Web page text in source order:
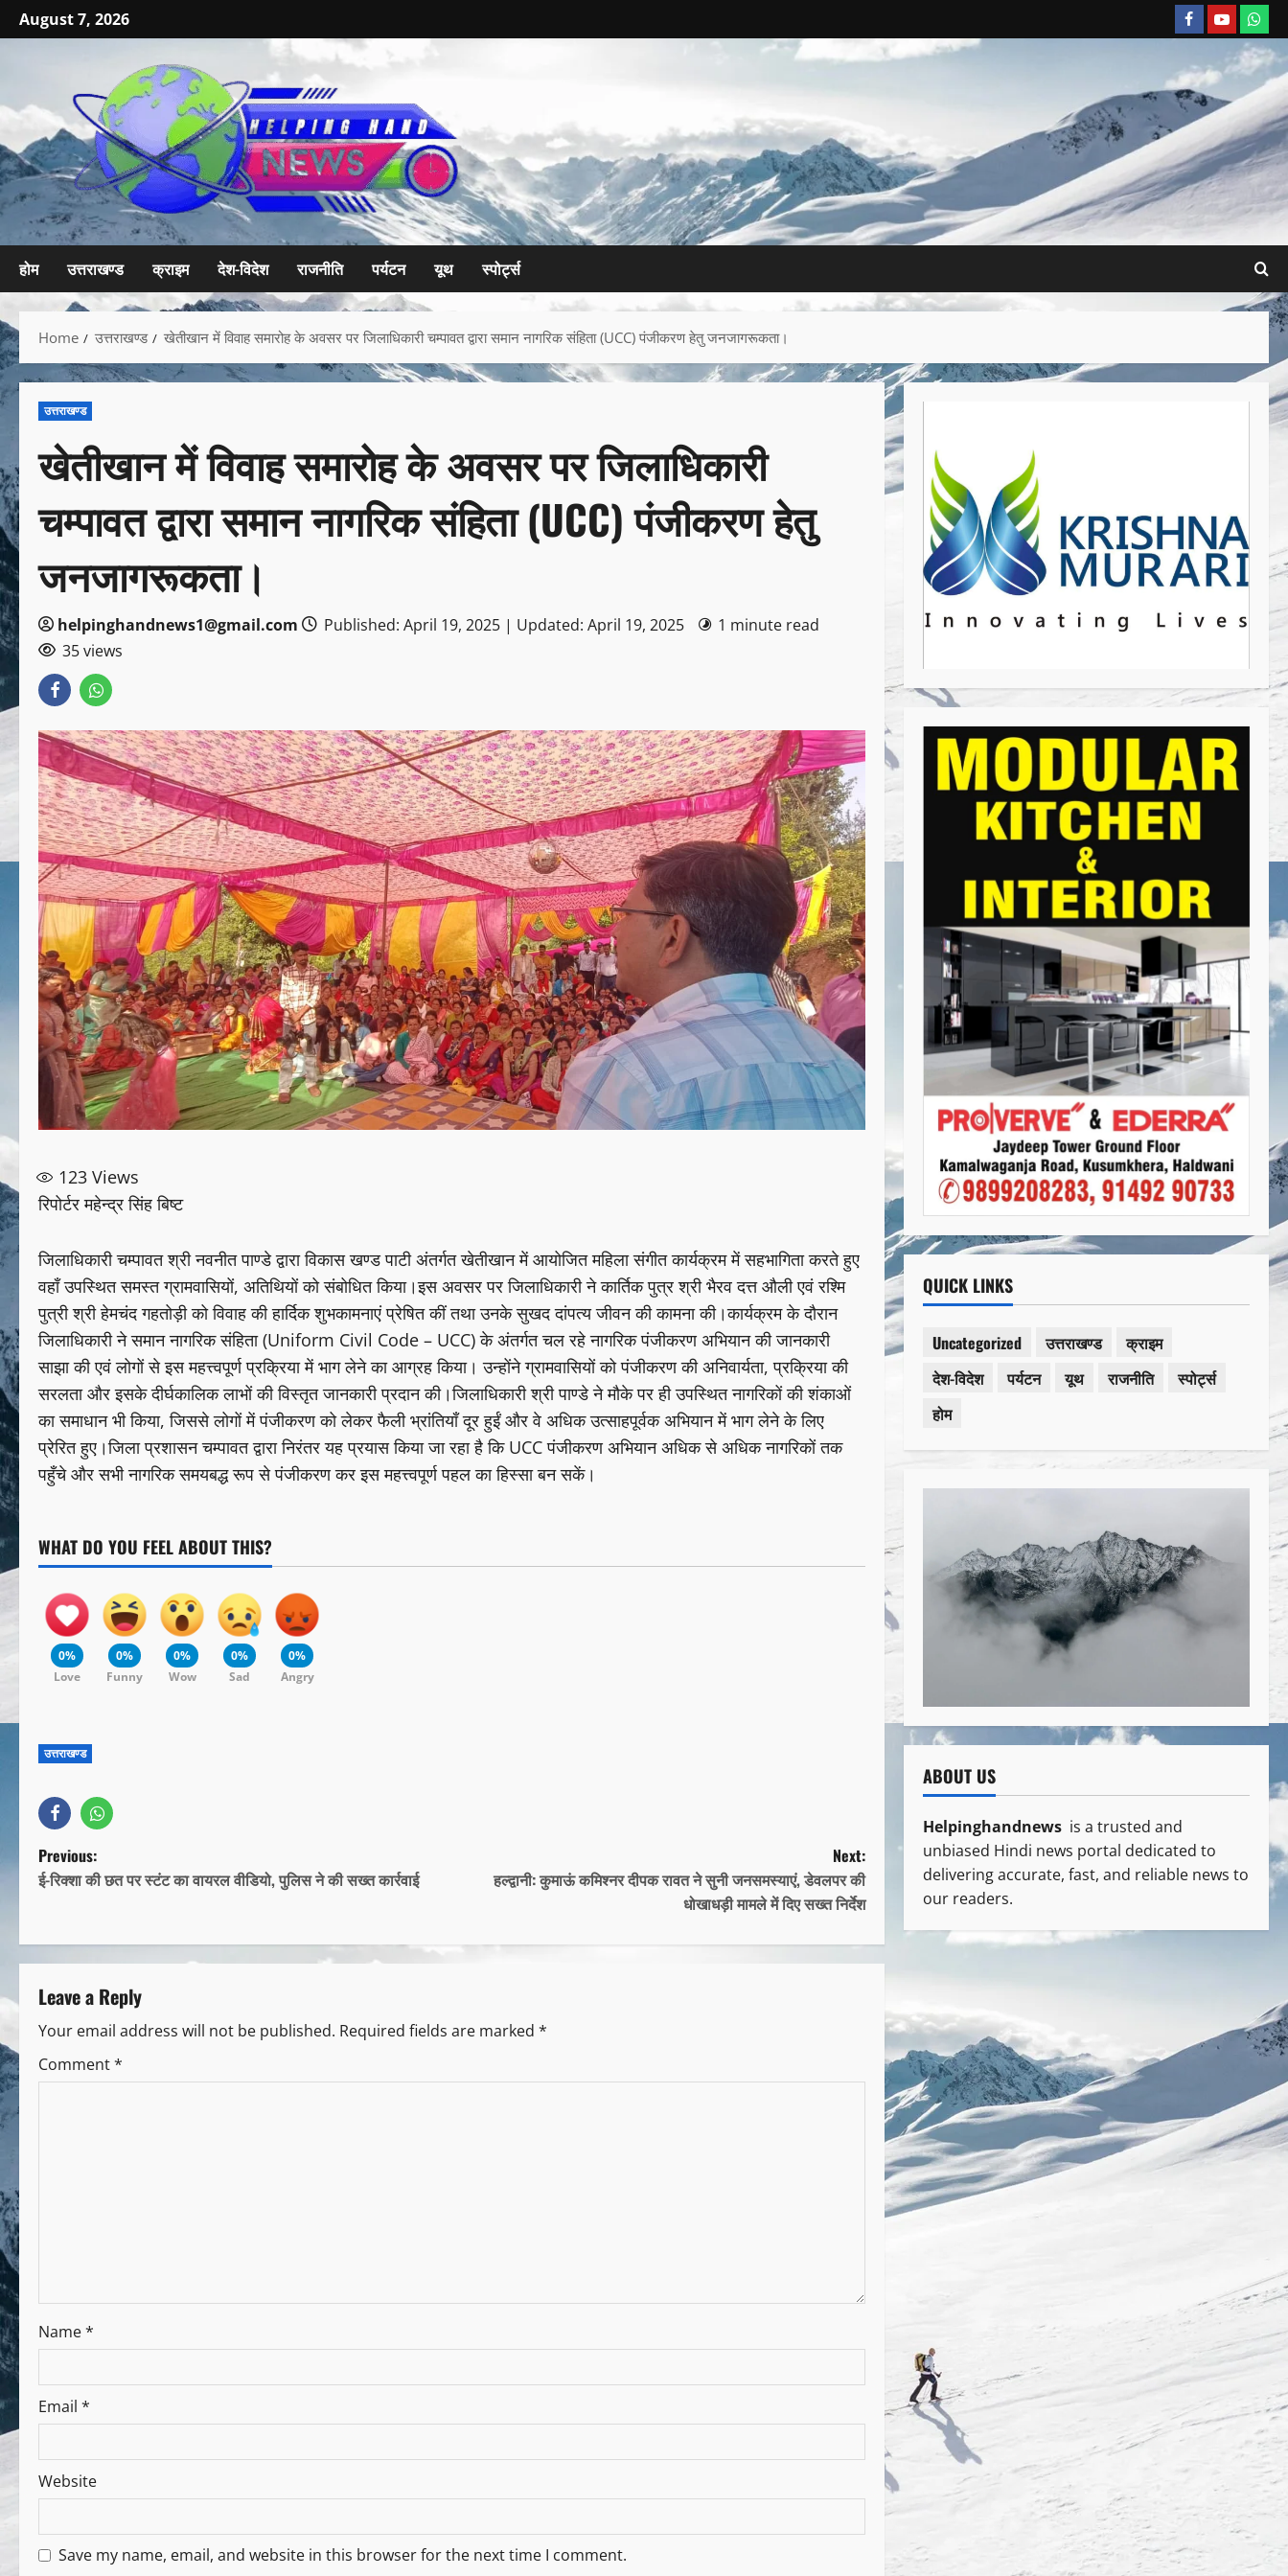
August 7, 2026
होम उत्तराखण्ड क्राइम देश-विदेश राजनीति पर्यटन यूथ स्पोर्ट्स
Home उत्तराखण्ड खेतीखान में विवाह समारोह के अवसर पर जिलाधिकारी चम्पावत द्वारा समान नागरिक संहिता (UCC) पंजीकरण हेतु जनजागरूकता।
उत्तराखण्ड
खेतीखान में विवाह समारोह के अवसर पर जिलाधिकारी
चम्पावत द्वारा समान नागरिक संहिता (UCC) पंजीकरण हेतु
जनजागरूकता।
helpinghandnews1@gmail.com Published: April 19, 2025 | Updated: April 19, 2025
1 minute read
35 views
123 Views
रिपोर्टर महेन्द्र सिंह बिष्ट
जिलाधिकारी चम्पावत श्री नवनीत पाण्डे द्वारा विकास खण्ड पाटी अंतर्गत खेतीखान में आयोजित महिला संगीत कार्यक्रम में सहभागिता करते हुए
वहाँ उपस्थित समस्त ग्रामवासियों, अतिथियों को संबोधित किया।इस अवसर पर जिलाधिकारी ने कार्तिक पुत्र श्री भैरव दत्त औली एवं रश्मि
पुत्री श्री हेमचंद गहतोड़ी को विवाह की हार्दिक शुभकामनाएं प्रेषित कीं तथा उनके सुखद दांपत्य जीवन की कामना की।कार्यक्रम के दौरान
जिलाधिकारी ने समान नागरिक संहिता (Uniform Civil Code – UCC) के अंतर्गत चल रहे नागरिक पंजीकरण अभियान की जानकारी
साझा की एवं लोगों से इस महत्त्वपूर्ण प्रक्रिया में भाग लेने का आग्रह किया। उन्होंने ग्रामवासियों को पंजीकरण की अनिवार्यता, प्रक्रिया की
सरलता और इसके दीर्घकालिक लाभों की विस्तृत जानकारी प्रदान की।जिलाधिकारी श्री पाण्डे ने मौके पर ही उपस्थित नागरिकों की शंकाओं
का समाधान भी किया, जिससे लोगों में पंजीकरण को लेकर फैली भ्रांतियाँ दूर हुईं और वे अधिक उत्साहपूर्वक अभियान में भाग लेने के लिए
प्रेरित हुए।जिला प्रशासन चम्पावत द्वारा निरंतर यह प्रयास किया जा रहा है कि UCC पंजीकरण अभियान अधिक से अधिक नागरिकों तक
पहुँचे और सभी नागरिक समयबद्ध रूप से पंजीकरण कर इस महत्त्वपूर्ण पहल का हिस्सा बन सकें।
WHAT DO YOU FEEL ABOUT THIS?
0%
Love
0%
Funny
0%
Wow
0%
Sad
0%
Angry
उत्तराखण्ड
Previous:
ई-रिक्शा की छत पर स्टंट का वायरल वीडियो, पुलिस ने की सख्त कार्रवाई
Next:
हल्द्वानी: कुमाऊं कमिश्नर दीपक रावत ने सुनी जनसमस्याएं, डेवलपर की
धोखाधड़ी मामले में दिए सख्त निर्देश
Leave a Reply
Your email address will not be published. Required fields are marked *
Comment*
Name*
Email *
Website
Save my name, email, and website in this browser for the next time I comment.
QUICK LINKS
Uncategorized उत्तराखण्ड
क्राइम
देश-विदेश
पर्यटन यूथ राजनीति
स्पोर्ट्स
होम
ABOUT US
Helpinghandnews is a trusted and
unbiased Hindi news portal dedicated to
delivering accurate, fast, and reliable news to
our readers.